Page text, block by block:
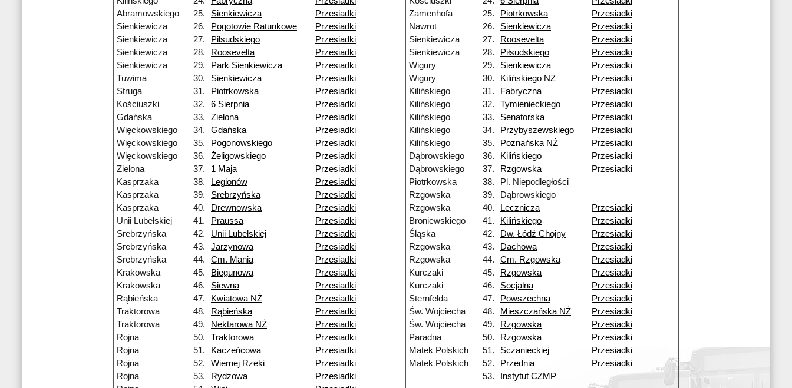
Abramowskiego
25. Sienkiewicza
Przesiadki
Sienkiewicza
26. Pogotowie Ratunkowe
Przesiadki
Sienkiewicza
27. Piłsudskiego
Przesiadki
Sienkiewicza
28. Roosevelta
Przesiadki
Sienkiewicza
29. Park Sienkiewicza
Przesiadki
Tuwima
30. Sienkiewicza
Przesiadki
Struga
31. Piotrkowska
Przesiadki
Kościuszki
32. 6 Sierpnia
Przesiadki
Gdańska
33. Zielona
Przesiadki
Więckowskiego
34. Gdańska
Przesiadki
Więckowskiego
35. Pogonowskiego
Przesiadki
Więckowskiego
36. Żeligowskiego
Przesiadki
Zielona
37. 1 Maja
Przesiadki
Kasprzaka
38. Legionów
Przesiadki
Kasprzaka
39. Srebrzyńska
Przesiadki
Kasprzaka
40. Drewnowska
Przesiadki
Unii Lubelskiej
41. Praussa
Przesiadki
Srebrzyńska
42. Unii Lubelskiej
Przesiadki
Srebrzyńska
43. Jarzynowa
Przesiadki
Srebrzyńska
44. Cm. Mania
Przesiadki
Krakowska
45. Biegunowa
Przesiadki
Krakowska
46. Siewna
Przesiadki
Rąbieńska
47. Kwiatowa NŻ
Przesiadki
Traktorowa
48. Rąbieńska
Przesiadki
Traktorowa
49. Nektarowa NŻ
Przesiadki
Rojna
50. Traktorowa
Przesiadki
Rojna
51. Kaczeńcowa
Przesiadki
Rojna
52. Wiernej Rzeki
Przesiadki
Rojna
53. Rydzowa
Przesiadki
Zamenhofa
25. Piotrkowska
Przesiadki
Nawrot
26. Sienkiewicza
Przesiadki
Sienkiewicza
27. Roosevelta
Przesiadki
Sienkiewicza
28. Piłsudskiego
Przesiadki
Wigury
29. Sienkiewicza
Przesiadki
Wigury
30. Kilińskiego NŻ
Przesiadki
Kilińskiego
31. Fabryczna
Przesiadki
Kilińskiego
32. Tymienieckiego
Przesiadki
Kilińskiego
33. Senatorska
Przesiadki
Kilińskiego
34. Przybyszewskiego
Przesiadki
Kilińskiego
35. Poznańska NŻ
Przesiadki
Dąbrowskiego
36. Kilińskiego
Przesiadki
Dąbrowskiego
37. Rzgowska
Przesiadki
Piotrkowska
38.
Pl. Niepodległości
Rzgowska
39.
Dąbrowskiego
Rzgowska
40. Lecznicza
Przesiadki
Broniewskiego
41. Kilińskiego
Przesiadki
Śląska
42. Dw. Łódź Chojny
Przesiadki
Rzgowska
43. Dachowa
Przesiadki
Rzgowska
44. Cm. Rzgowska
Przesiadki
Kurczaki
45. Rzgowska
Przesiadki
Kurczaki
46. Socjalna
Przesiadki
Sternfelda
47. Powszechna
Przesiadki
Św. Wojciecha
48. Mieszczańska NŻ
Przesiadki
Św. Wojciecha
49. Rzgowska
Przesiadki
Paradna
50. Rzgowska
Przesiadki
Matek Polskich
51. Sczanieckiej
Przesiadki
Matek Polskich
52. Przednia
Przesiadki
53.
Instytut CZMP